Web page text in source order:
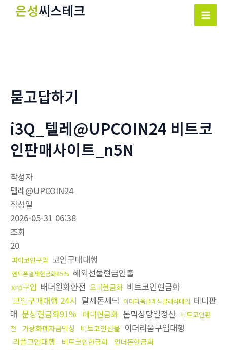
은성씨스테크
Main
묻고답하기
i3Q_텔레@UPCOIN24 비트코
인판매사이트_n5N
작성자
텔레@UPCOIN24
작성일
2026-05-31 06:38
조회
20
파이코인구입 코인구매대행
핸드폰결제현금화85% 해외선물현금인출
xrp구입 태더원화환전 오다현금화 비트코인현금화
코인구매대행 24시 탈세돈세탁 이더리움클레식클레식매입 테더판
매 문상현금화91% 테더현금화 돈믹싱당일정산 비트코인환
전
가상화폐자금믹싱 비트코인선물 이더리움구입대행
리플코인대행 비트코인현금화
언더돈현금화